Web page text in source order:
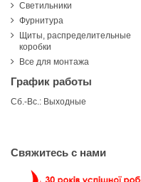
Светильники
Фурнитура
Щиты, распределительные
коробки
Все для монтажа
График работы
Сб.-Вс.: Выходные
Свяжитесь с нами